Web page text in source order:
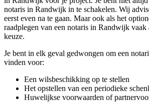
notaris in Randwijk in te schakelen. Wij
eerst even na te gaan. Maar ook als het
raadplegen van een notaris in Randwijk vaak
keuze.
Je bent in elk geval gedwongen om een
vinden voor:
Een wilsbeschikking op te stellen
Het opstellen van een periodieke
Huwelijkse voorwaarden of